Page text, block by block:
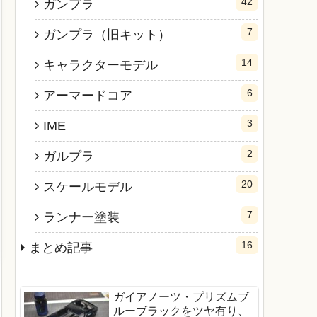
ガンプラ
ガンプラ（旧キット） 7
キャラクターモデル 14
アーマードコア 6
IME 3
ガルプラ 2
スケールモデル 20
ランナー塗装 7
まとめ記事 16
ガイアノーツ・プリズムブ
ルーブラックをツヤ有り、